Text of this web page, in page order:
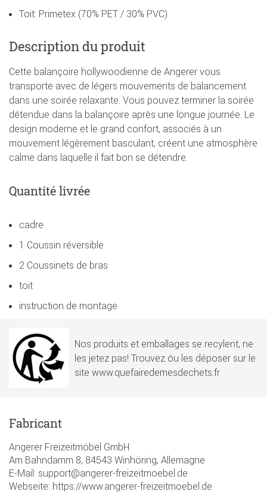
Toit: Primetex (70% PET / 30% PVC)
Description du produit
Cette balançoire hollywoodienne de Angerer vous
transporte avec de légers mouvements de balancement
dans une soirée relaxante. Vous pouvez terminer la soirée
détendue dans la balançoire après une longue journée. Le
design moderne et le grand confort, associés à un
mouvement légèrement basculant, créent une atmosphère
calme dans laquelle il fait bon se détendre.
Quantité livrée
cadre
1 Coussin réversible
2 Coussinets de bras
toit
instruction de montage
Nos produits et emballages se recylent, ne
les jetez pas! Trouvez óu les déposer sur le
site www.quefairedemesdechets.fr
Fabricant
Angerer Freizeitmöbel GmbH
Am Bahndamm 8, 84543 Winhöring, Allemagne
E-Mail: support@angerer-freizeitmoebel.de
Webseite: https://www.angerer-freizeitmoebel.de